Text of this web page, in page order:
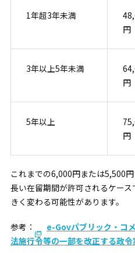
1年超3年未満
円
3年以上5年未満
円
5年以上
円
これまでの6,000円または5,500
長い在留期間が許可されるケー
きく変わる可能性があります。
参考：
e-Govパブリック・コ
法施行令等の一部を改正する政令